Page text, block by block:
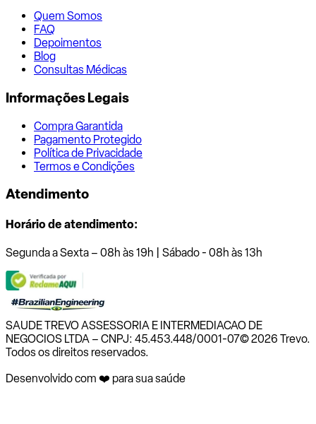
Quem Somos
FAQ
Depoimentos
Blog
Consultas Médicas
Informações Legais
Compra Garantida
Pagamento Protegido
Política de Privacidade
Termos e Condições
Atendimento
Horário de atendimento:
Segunda a Sexta – 08h às 19h | Sábado - 08h às 13h
SAUDE TREVO ASSESSORIA E INTERMEDIACAO DE
NEGOCIOS LTDA – CNPJ: 45.453.448/0001-07© 2026 Trevo.
Todos os direitos reservados.
Desenvolvido com ❤️ para sua saúde